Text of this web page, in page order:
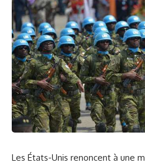
Les États-Unis renoncent à une